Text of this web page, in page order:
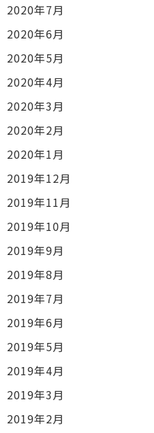
2020年7月
2020年6月
2020年5月
2020年4月
2020年3月
2020年2月
2020年1月
2019年12月
2019年11月
2019年10月
2019年9月
2019年8月
2019年7月
2019年6月
2019年5月
2019年4月
2019年3月
2019年2月